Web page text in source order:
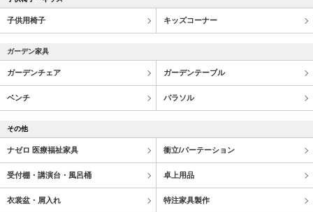
子供用椅子 キッズコーナー
ガーデン家具
ガーデンチェア ガーデンテーブル
ベンチ パラソル
その他
ナゼロ 医療福祉家具 衝立/パーテーション
受付棚・講演台・風呂桶 卓上用品
衣裳盆・屑入れ 特注家具製作